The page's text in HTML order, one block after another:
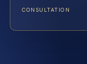
CONSULTATION